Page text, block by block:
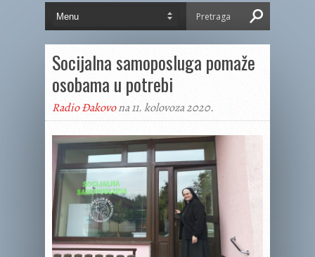
Socijalna samoposluga pomaže
osobama u potrebi
Radio Đakovona 11. kolovoza 2020.